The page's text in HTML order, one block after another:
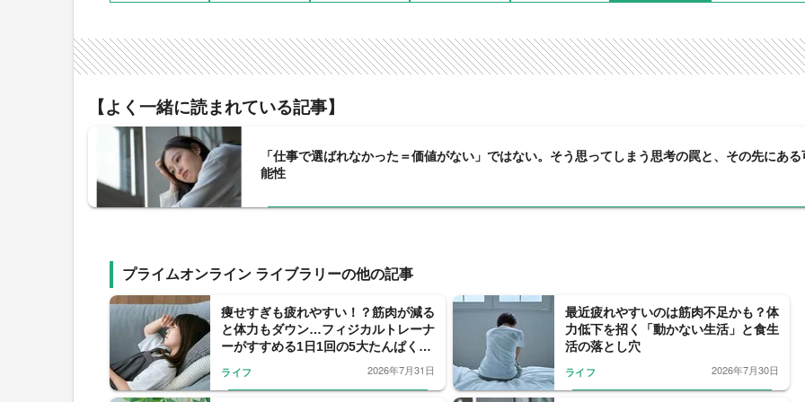
【よく一緒に読まれている記事】
「仕事で選ばれなかった＝価値がない」ではない。そう思ってしまう思考の罠と、その先にある
能性
プライムオンライン ライブラリーの他の記事
痩せすぎも疲れやすい！？筋肉が減る
と体力もダウン…フィジカルトレーナ
ーがすすめる1日1回の5大たんぱく源
ライフ 2026年7月31日
最近疲れやすいのは筋肉不足かも？体
力低下を招く「動かない生活」と食生
活の落とし穴
ライフ 2026年7月30日